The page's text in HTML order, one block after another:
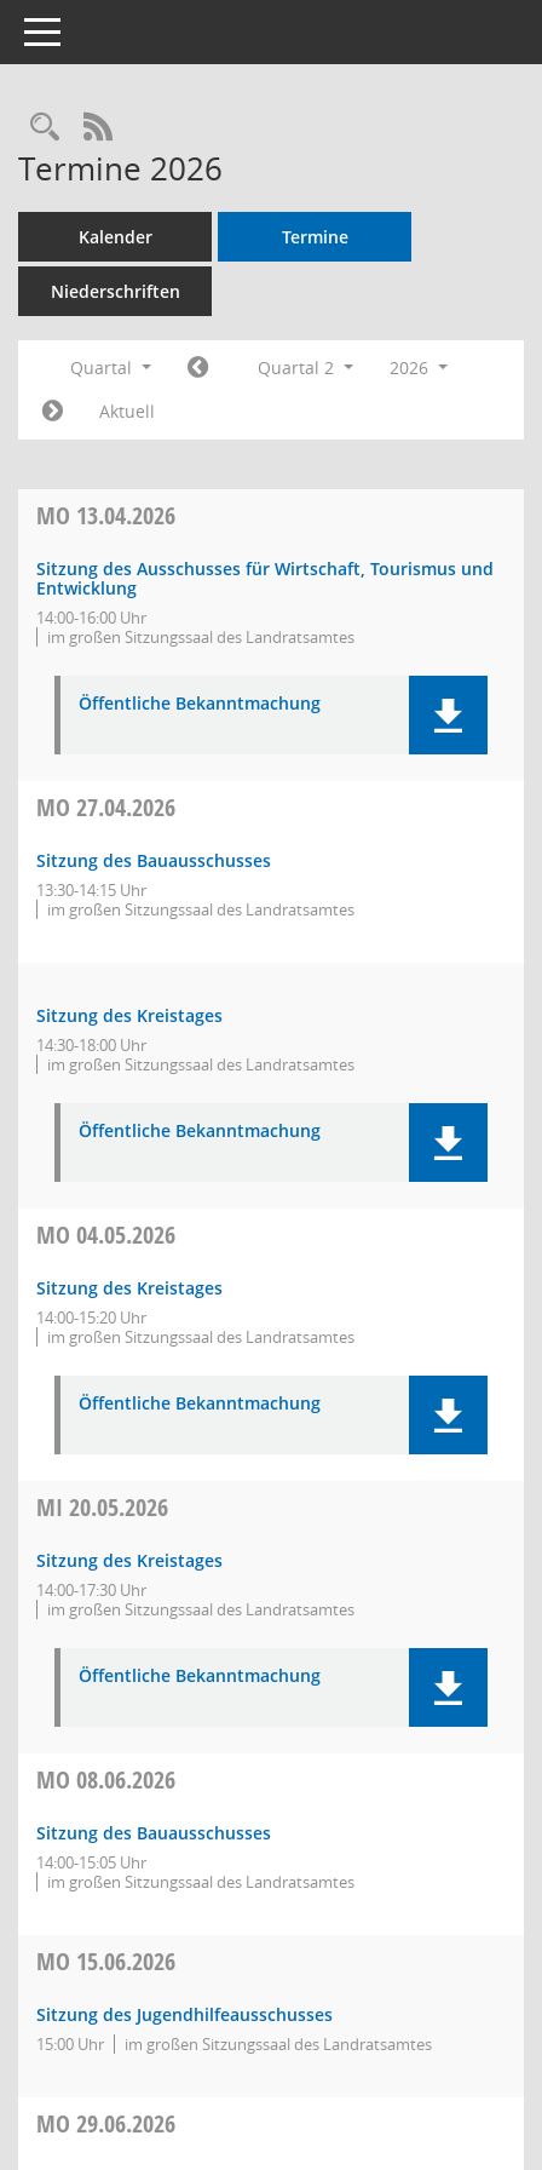
Toggle navigation
RSS-Feed
Termine 2026
Kalender Termine
Niederschriften
Quartal Quartal 2
2026
Aktuell
MO 13.04.2026
Sitzung des Ausschusses für Wirtschaft, Tourismus und
Entwicklung
14:00-16:00 Uhr
im großen Sitzungssaal des Landratsamtes
Öffentliche Bekanntmachung
MO 27.04.2026
Sitzung des Bauausschusses
13:30-14:15 Uhr
im großen Sitzungssaal des Landratsamtes
Sitzung des Kreistages
14:30-18:00 Uhr
im großen Sitzungssaal des Landratsamtes
Öffentliche Bekanntmachung
MO 04.05.2026
Sitzung des Kreistages
14:00-15:20 Uhr
im großen Sitzungssaal des Landratsamtes
Öffentliche Bekanntmachung
MI 20.05.2026
Sitzung des Kreistages
14:00-17:30 Uhr
im großen Sitzungssaal des Landratsamtes
Öffentliche Bekanntmachung
MO 08.06.2026
Sitzung des Bauausschusses
14:00-15:05 Uhr
im großen Sitzungssaal des Landratsamtes
MO 15.06.2026
Sitzung des Jugendhilfeausschusses
15:00 Uhr im großen Sitzungssaal des Landratsamtes
MO 29.06.2026